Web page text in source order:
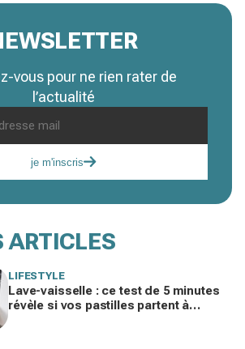
vous pour ne rien rater de
l’actualité
je m'inscris
ARTICLES
LIFESTYLE
Lave-vaisselle : ce test de 5 minutes
révèle si vos pastilles partent à